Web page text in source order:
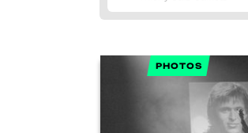
PHOTOS